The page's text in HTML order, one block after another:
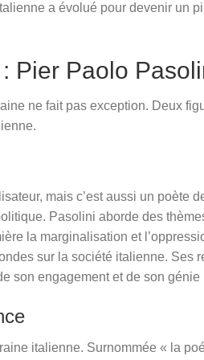
a évolué pour devenir un
Pier Paolo
ne fait pas exception. Deux
mais c’est aussi un poète
Pasolini aborde des
la marginalisation et
sur la société italienne. Ses
son engagement et de son génie
italienne. Surnommée « la